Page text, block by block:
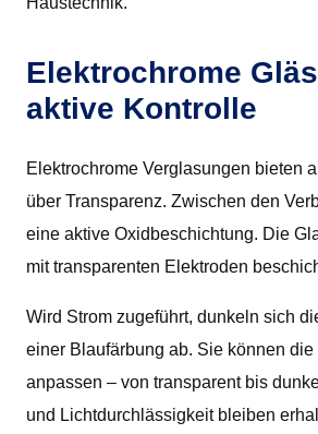
Elektrochrome
aktive Kontrolle
Elektrochrome Verglasungen bieten
über Transparenz. Zwischen den
eine aktive Oxidbeschichtung. Die
mit transparenten Elektroden
Wird Strom zugeführt, dunkeln sich
einer Blaufärbung ab. Sie können
anpassen – von transparent bis
und Lichtdurchlässigkeit bleiben